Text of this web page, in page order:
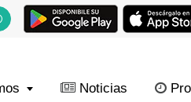
Noticias